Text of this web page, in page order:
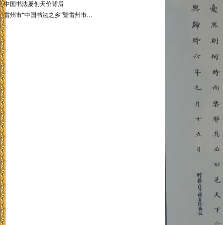
·中国书法屡创天价背后
·雷州市“中国书法之乡”暨雷州市…